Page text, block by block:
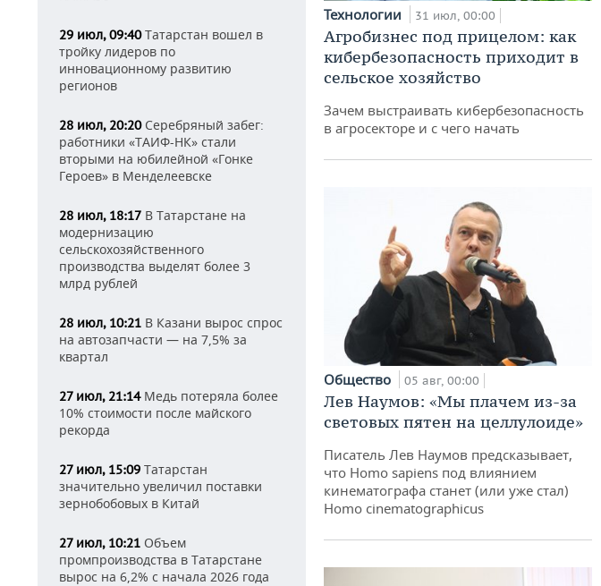
29 июл, 09:40Татарстан вошел в
тройку лидеров по
инновационному развитию
регионов
28 июл, 20:20Серебряный забег:
работники «ТАИФ-НК» стали
вторыми на юбилейной «Гонке
Героев» в Менделеевске
28 июл, 18:17 В Татарстане на
модернизацию
сельскохозяйственного
производства выделят более 3
млрд рублей
28 июл, 10:21 В Казани вырос спрос
на автозапчасти — на 7,5% за
квартал
27 июл, 21:14Медь потеряла более
10% стоимости после майского
рекорда
27 июл, 15:09 Татарстан
значительно увеличил поставки
зернобобовых в Китай
27 июл, 10:21 Объем
промпроизводства в Татарстане
вырос на 6,2% с начала 2026 года
Технологии 31 июл, 00:00
Агробизнес под прицелом: как
кибербезопасность приходит в
сельское хозяйство
Зачем выстраивать кибербезопасность
в агросекторе и с чего начать
Общество 05 авг, 00:00
Лев Наумов: «Мы плачем из-за
световых пятен на целлулоиде»
Писатель Лев Наумов предсказывает,
что Homo sapiens под влиянием
кинематографа станет (или уже стал)
Homo cinematographicus